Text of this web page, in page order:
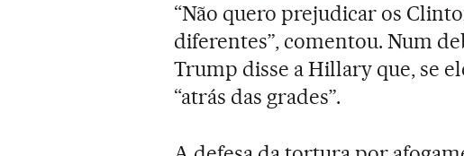
“Não quero prejudicar os
diferentes”, comentou. Num
Trump disse a Hillary que, se
“atrás das grades”.